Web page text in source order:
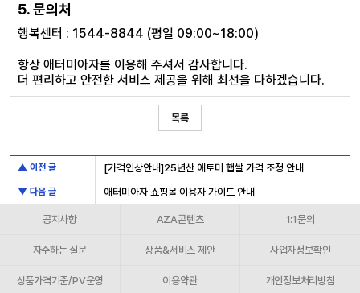
5. 문의처
행복센터 : 1544-8844 (평일 09:00~18:00)
항상 애터미아자를 이용해 주셔서 감사합니다.
더 편리하고 안전한 서비스 제공을 위해 최선을 다하겠습니다.
목록
▲ 이전 글 [가격인상안내]25년산 애토미 햅쌀 가격 조정 안내
▼ 다음 글 애터미아자 쇼핑몰 이용자 가이드 안내
공지사항 AZA콘텐츠 1:1문의
자주하는 질문 상품&서비스 제안 사업자정보확인
상품가격기준/PV운영 이용약관 개인정보처리방침